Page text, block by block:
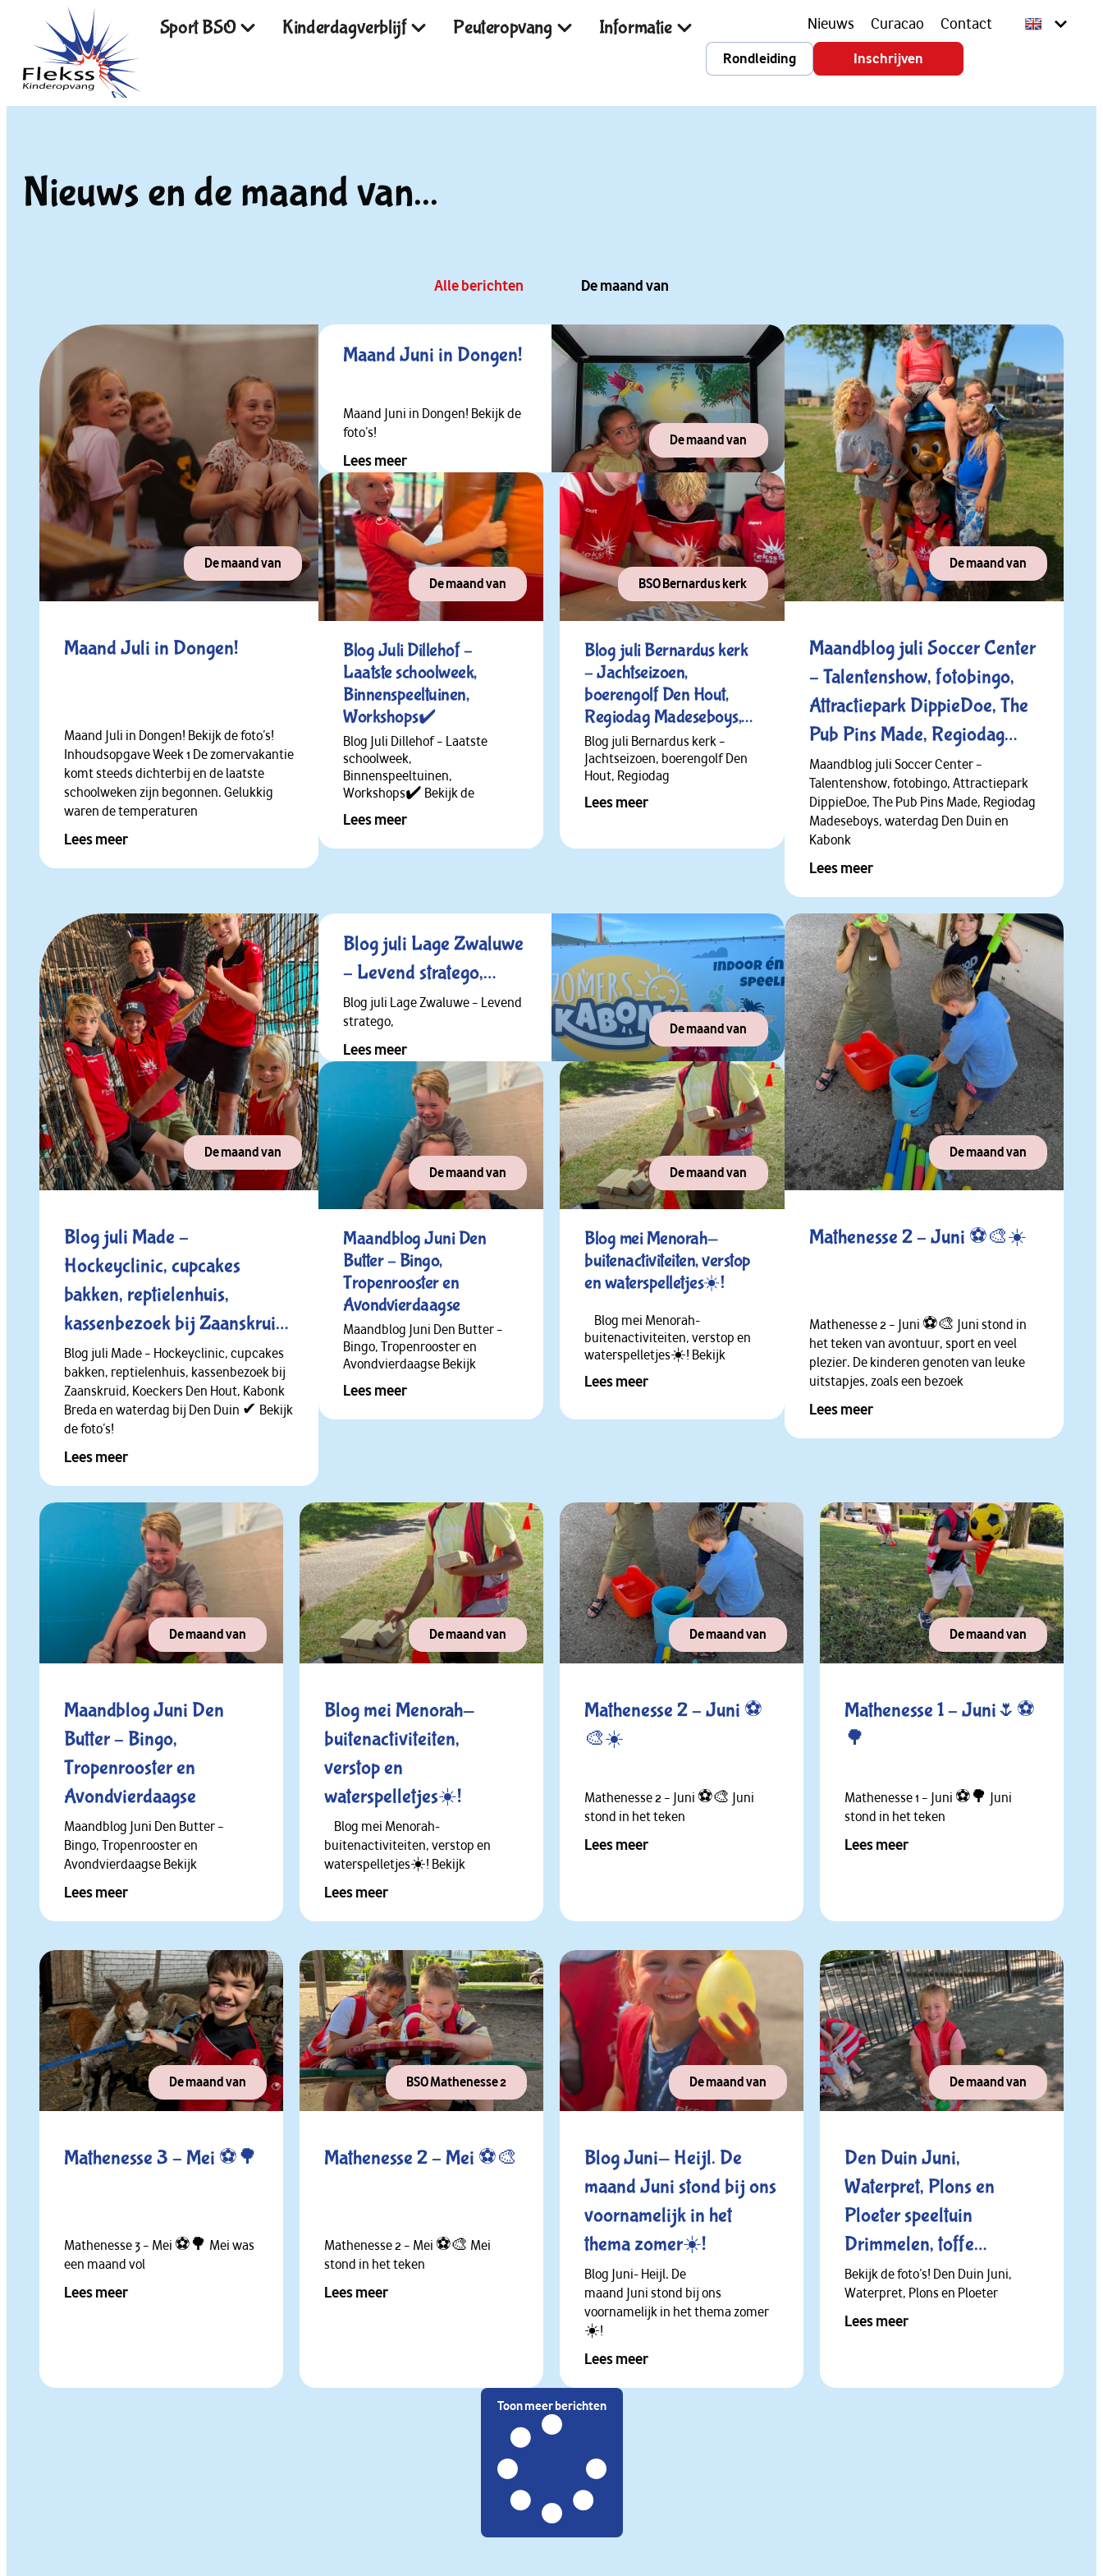
Sport BSO Kinderdagverblijf Peuteropvang Informatie Nieuws Curacao Contact
Rondleiding Inschrijven
Nieuws en de maand van...
Alle berichten De maand van
De maand van
Maand Juli in Dongen!
Maand Juli in Dongen! Bekijk de foto’s!
Inhoudsopgave Week 1 De zomervakantie
komt steeds dichterbij en de laatste
schoolweken zijn begonnen. Gelukkig
waren de temperaturen
Lees meer
De maand van
Maand Juni in Dongen!
Maand Juni in Dongen! Bekijk de
foto’s!
Lees meer
De maand van
Blog Juli Dillehof –
Laatste schoolweek,
Binnenspeeltuinen,
Workshops✔️
Blog Juli Dillehof – Laatste
schoolweek,
Binnenspeeltuinen,
Workshops✔️ Bekijk de
Lees meer
BSO Bernardus kerk
Blog juli Bernardus kerk
– Jachtseizoen,
boerengolf Den Hout,
Regiodag Madeseboys,
Bounce Valley Breda,
waterdag Den Duin en
Blog juli Bernardus kerk –
Jachtseizoen, boerengolf Den
Hout, Regiodag
Lees meer
De maand van
Maandblog juli Soccer Center
– Talentenshow, fotobingo,
Attractiepark DippieDoe, The
Pub Pins Made, Regiodag
Madeseboys, waterdag Den
Duin en Kabonk Breda ✔
Maandblog juli Soccer Center –
Talentenshow, fotobingo, Attractiepark
DippieDoe, The Pub Pins Made, Regiodag
Madeseboys, waterdag Den Duin en
Kabonk
Lees meer
De maand van
Blog juli Made –
Hockeyclinic, cupcakes
bakken, reptielenhuis,
kassenbezoek bij Zaanskruid,
Koeckers Den Hout, Kabonk
Breda en waterdag bij Den
Duin ✔
Blog juli Made – Hockeyclinic, cupcakes
bakken, reptielenhuis, kassenbezoek bij
Zaanskruid, Koeckers Den Hout, Kabonk
Breda en waterdag bij Den Duin ✔ Bekijk
de foto’s!
Lees meer
De maand van
Blog juli Lage Zwaluwe
– Levend stratego,
aardbeienterras,
Attractiepark DippieDoe,
sportdag bij
Madeseboys,
experimenten workshop
en waterdag bij Den
Duin ✔
Blog juli Lage Zwaluwe – Levend
stratego,
Lees meer
De maand van
Maandblog Juni Den
Butter – Bingo,
Tropenrooster en
Avondvierdaagse
Maandblog Juni Den Butter –
Bingo, Tropenrooster en
Avondvierdaagse Bekijk
Lees meer
De maand van
Blog mei Menorah-
buitenactiviteiten, verstop
en waterspelletjes☀️!
Blog mei Menorah-
buitenactiviteiten, verstop en
waterspelletjes☀️! Bekijk
Lees meer
De maand van
Mathenesse 2 – Juni ⚽🎨☀️
Mathenesse 2 – Juni ⚽🎨 Juni stond in
het teken van avontuur, sport en veel
plezier. De kinderen genoten van leuke
uitstapjes, zoals een bezoek
Lees meer
De maand van
Maandblog Juni Den
Butter – Bingo,
Tropenrooster en
Avondvierdaagse
Maandblog Juni Den Butter –
Bingo, Tropenrooster en
Avondvierdaagse Bekijk
Lees meer
De maand van
Blog mei Menorah-
buitenactiviteiten,
verstop en
waterspelletjes☀️!
Blog mei Menorah-
buitenactiviteiten, verstop en
waterspelletjes☀️! Bekijk
Lees meer
De maand van
Mathenesse 2 – Juni ⚽
🎨☀️
Mathenesse 2 – Juni ⚽🎨 Juni
stond in het teken
Lees meer
De maand van
Mathenesse 1 – Juni🌷⚽
🌳
Mathenesse 1 – Juni ⚽🌳 Juni
stond in het teken
Lees meer
De maand van
Mathenesse 3 – Mei ⚽🌳
Mathenesse 3 – Mei ⚽🌳 Mei was
een maand vol
Lees meer
BSO Mathenesse 2
Mathenesse 2 – Mei ⚽🎨
Mathenesse 2 – Mei ⚽🎨 Mei
stond in het teken
Lees meer
De maand van
Blog Juni- Heijl. De
maand Juni stond bij ons
voornamelijk in het
thema zomer☀️!
Blog Juni- Heijl. De
maand Juni stond bij ons
voornamelijk in het thema zomer
☀️!
Lees meer
De maand van
Den Duin Juni,
Waterpret, Plons en
Ploeter speeltuin
Drimmelen, toffe
activiteiten en een
verjaardag.
Bekijk de foto’s! Den Duin Juni,
Waterpret, Plons en Ploeter
Lees meer
Toon meer berichten